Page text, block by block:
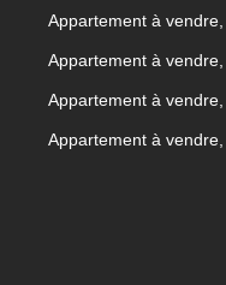
Appartement à
Appartement à
Appartement à
Appartement à